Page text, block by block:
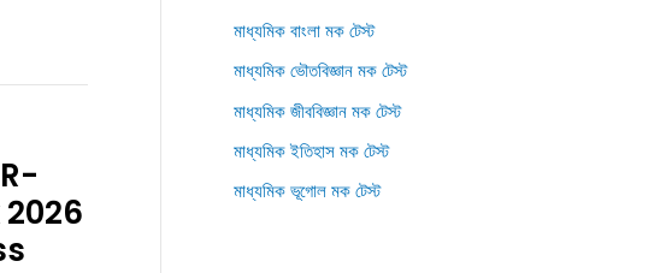
2026
মাধ্যমিক বাংলা মক টেস্ট
মাধ্যমিক ভৌতবিজ্ঞান মক টেস্ট
মাধ্যমিক জীববিজ্ঞান মক টেস্ট
মাধ্যমিক ইতিহাস মক টেস্ট
মাধ্যমিক ভূগোল মক টেস্ট